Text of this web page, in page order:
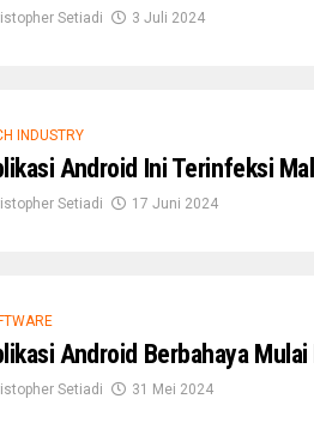
Setiadi 3 Juli 2024
INDUSTRY
Android Ini Terinfeksi
Setiadi 17 Juni 2024
Android Berbahaya
Setiadi 31 Mei 2024